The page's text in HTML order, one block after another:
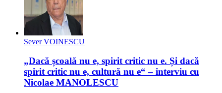
Sever VOINESCU
„Dacă școală nu e, spirit critic nu e. Și dacă
spirit critic nu e, cultură nu e“ – interviu cu
Nicolae MANOLESCU